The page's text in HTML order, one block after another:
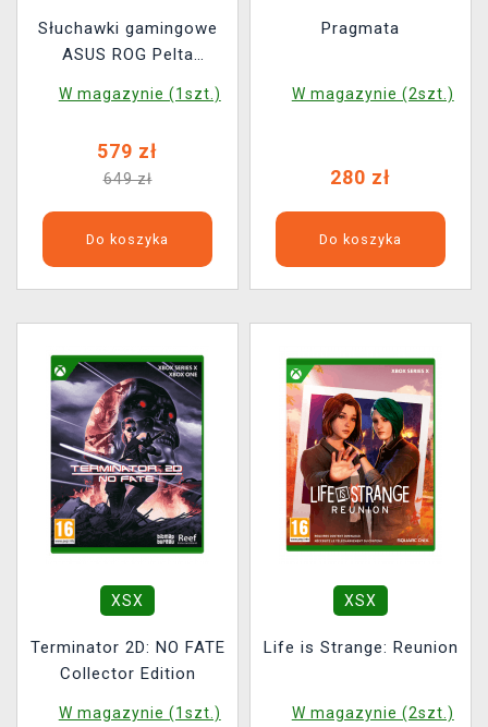
Słuchawki gamingowe
ASUS ROG Pelta
W magazynie (1szt.)
579 zł
649 zł
Do koszyka
Pragmata
W magazynie (2szt.)
280 zł
Do koszyka
XSX
Terminator 2D: NO FATE
Collector Edition
W magazynie (1szt.)
XSX
Life is Strange: Reunion
W magazynie (2szt.)